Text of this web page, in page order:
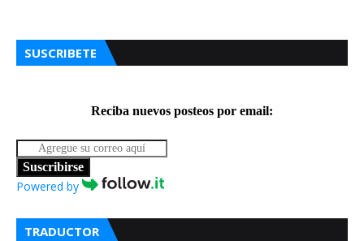
SUSCRIBETE
Reciba nuevos posteos por email:
Suscribirse
Powered by
TRADUCTOR